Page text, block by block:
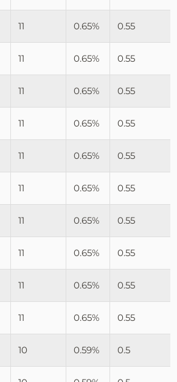
11 0.65% 0.55
11 0.65% 0.55
11 0.65% 0.55
11 0.65% 0.55
11 0.65% 0.55
11 0.65% 0.55
11 0.65% 0.55
11 0.65% 0.55
11 0.65% 0.55
11 0.65% 0.55
10 0.59% 0.5